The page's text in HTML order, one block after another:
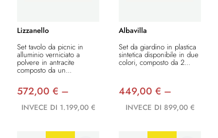
Lizzanello
Set tavolo da picnic in
alluminio verniciato a
polvere in antracite
composto da un...
572,00 € –
INVECE DI 1.199,00 €
Albavilla
Set da giardino in plastica
sintetica disponibile in due
colori, composto da 2...
449,00 € –
INVECE DI 899,00 €